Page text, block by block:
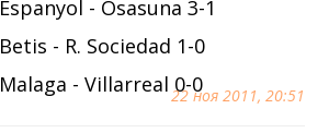
22 ноя 2011, 20:51
Espanyol - Osasuna 3-1
Betis - R. Sociedad 1-0
Malaga - Villarreal 0-0